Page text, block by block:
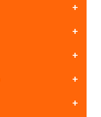
+
+
+
+
+